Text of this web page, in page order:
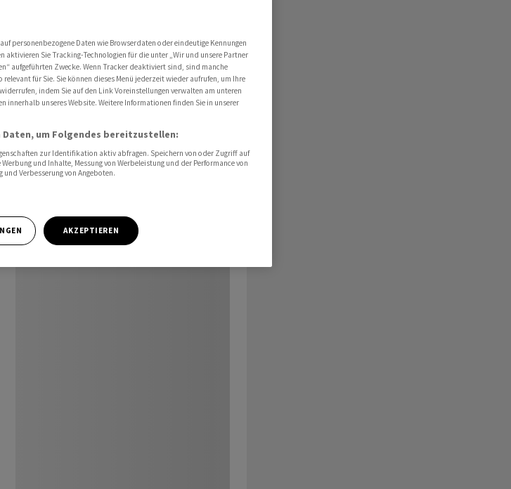
personenbezogene Daten wie Browserdaten oder eindeutige Kennungen
aktivieren Sie Tracking-Technologien für die unter „Wir und unsere Partner
aufgeführten Zwecke. Wenn Tracker deaktiviert sind, sind manche
für Sie. Sie können dieses Menü jederzeit wieder aufrufen, um Ihre
indem Sie auf den Link Voreinstellungen verwalten am unteren
innerhalb unseres Website. Weitere Informationen finden Sie in unserer
um Folgendes bereitzustellen:
zur Identifikation aktiv abfragen. Speichern von oder Zugriff auf
und Inhalte, Messung von Werbeleistung und der Performance von
Verbesserung von Angeboten.
AKZEPTIEREN